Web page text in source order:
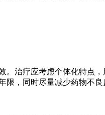
治疗应考虑个体化特点
，同时尽量减少药物不良